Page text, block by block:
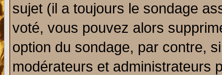
sujet (il a toujours le sondage
voté, vous pouvez alors
option du sondage, par contre,
modérateurs et administrateurs